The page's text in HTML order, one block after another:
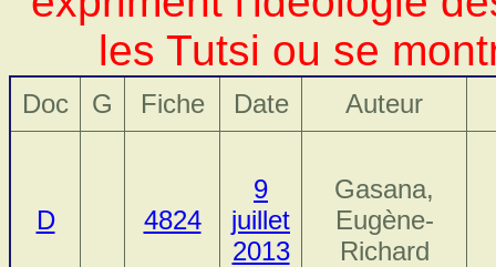
les Tutsi ou se
Doc G Fiche Date Auteur
D 4824
9
juillet
2013
Gasana,
Eugène-
Richard